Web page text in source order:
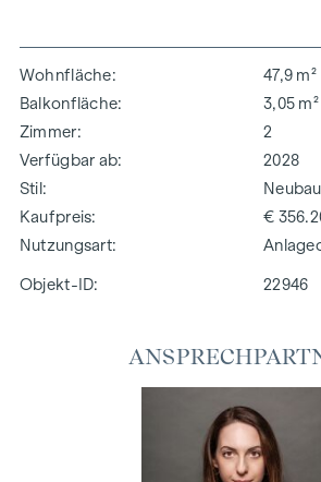
Wohnfläche
47,9 m²
Balkonfläche
3,05 m²
Zimmer
2
Verfügbar ab
2028
Stil
Neubau
Kaufpreis
€
Nutzungsart
Objekt-ID: 22946